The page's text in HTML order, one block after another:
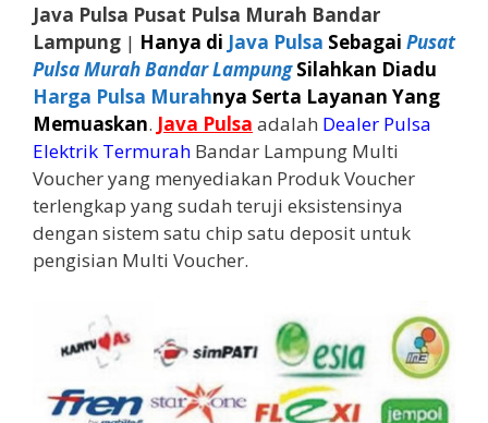
Java Pulsa Pusat Pulsa Murah Bandar
Lampung | Hanya di Java Pulsa Sebagai Pusat
Pulsa Murah Bandar LampungSilahkan Diadu
Harga Pulsa Murahnya Serta Layanan Yang
Memuaskan. Java Pulsa adalah Dealer Pulsa
Elektrik Termurah Bandar Lampung Multi
Voucher yang menyediakan Produk Voucher
terlengkap yang sudah teruji eksistensinya
dengan sistem satu chip satu deposit untuk
pengisian Multi Voucher.